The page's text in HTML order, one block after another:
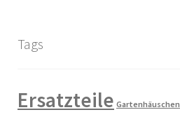
Tags
Ersatzteile Gartenhäuschen